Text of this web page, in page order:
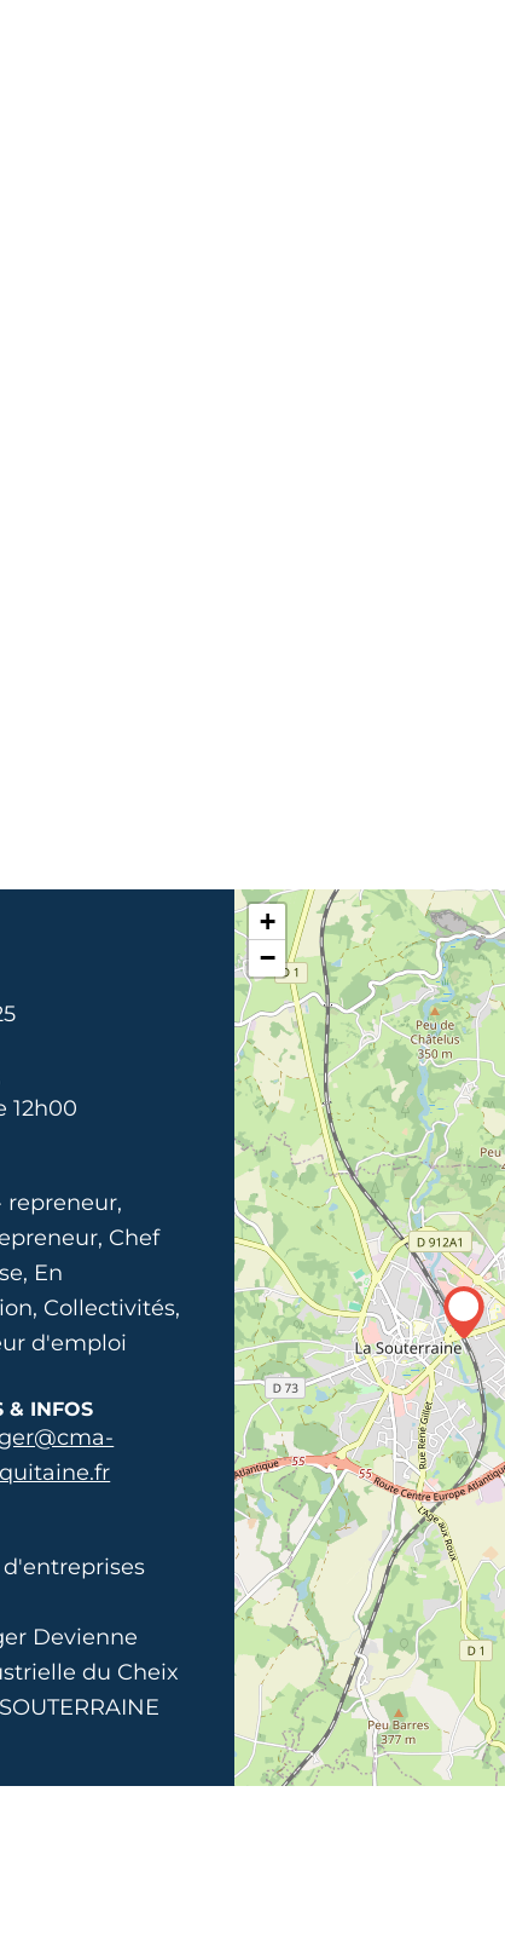
12h00
repreneur,
Chef
En
Collectivités,
d'emploi
& INFOS
Devienne
du Cheix
+
−